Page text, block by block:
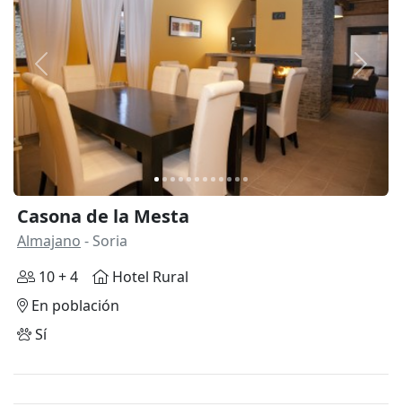
Anterior
Casona de la Mesta
Almajano - Soria
10 + 4
Hotel Rural
En población
Sí